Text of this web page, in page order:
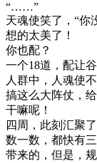
“……”
天魂使笑了，“你
想的太美了！
你也配？
一个18道，配让
人群中，人魂使
搞这么大阵仗，
干嘛呢！
四周，此刻汇聚
数一数，都快有
带来的，但是，